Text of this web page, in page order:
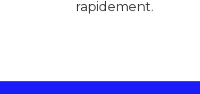
rapidement.